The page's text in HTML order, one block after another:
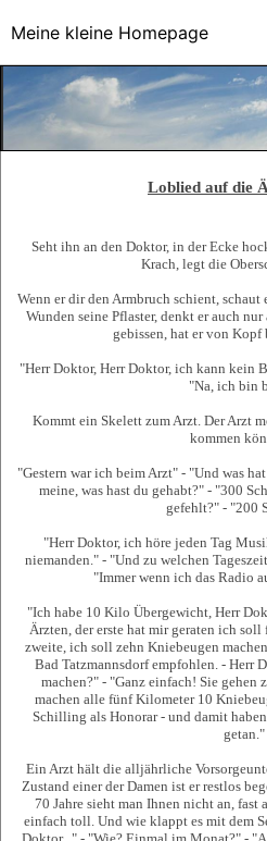
Loblied auf die
Seht ihn an den Doktor, in der Ecke
Krach, legt die
Wenn er dir den Armbruch schient,
Wunden seine Pflaster, denkt er auch nur
gebissen, hat er von Kopf
"Herr Doktor, Herr Doktor, ich kann kein
"Na, ich bin
Kommt ein Skelett zum Arzt. Der Arzt
kommen
"Gestern war ich beim Arzt" - "Und was
meine, was hast du gehabt?" - "300
gefehlt?" - "200
"Herr Doktor, ich höre jeden Tag
niemanden." - "Und zu welchen
"Immer wenn ich das Radio
"Ich habe 10 Kilo Übergewicht, Herr
Ärzten, der erste hat mir geraten ich
zweite, ich soll zehn Kniebeugen
Bad Tatzmannsdorf empfohlen. - Herr
machen?" - "Ganz einfach! Sie gehen
machen alle fünf Kilometer 10
Schilling als Honorar - und damit
getan."
Ein Arzt hält die alljährliche
Zustand einer der Damen ist er restlos
70 Jahre sieht man Ihnen nicht an, fast
einfach toll. Und wie klappt es mit dem
Meine kleine Homepage